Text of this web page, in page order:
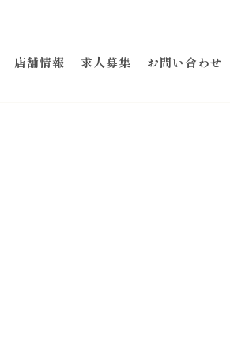
店舗情報 求人募集 お問い合わせ